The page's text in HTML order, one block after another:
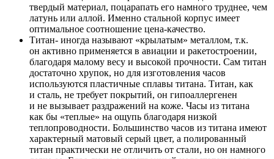
твердый материал, поцарапать его намного труднее, чем
латунь или аллой. Именно стальной корпус имеет
оптимальное соотношение цена-качество.
Титан- иногда называют «крылатым» металлом, т.к.
он активно применяется в авиации и ракетостроении,
благодаря малому весу и высокой прочности. Сам титан
достаточно хрупок, но для изготовления часов
используются пластичные сплавы титана. Титан, как
и сталь, не требует покрытий, он гипоаллергенен
и не вызывает раздражений на коже. Часы из титана
как бы «теплые» на ощупь благодаря низкой
теплопроводности. Большинство часов из титана имеют
характерный матовый серый цвет, а полированный
титан практически не отличить от стали, но он намного